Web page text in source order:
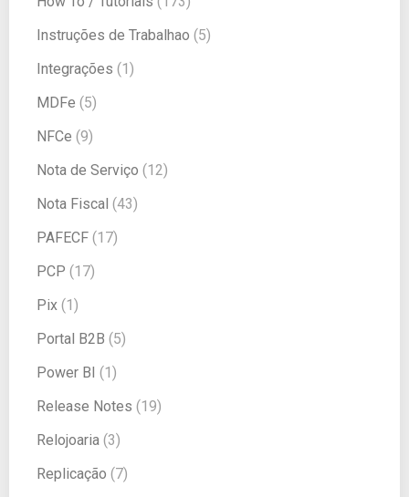
Instruções de Trabalhao (5)
Integrações (1)
MDFe (5)
NFCe (9)
Nota de Serviço (12)
Nota Fiscal (43)
PAFECF (17)
PCP (17)
Pix (1)
Portal B2B (5)
Power BI (1)
Release Notes (19)
Relojoaria (3)
Replicação (7)